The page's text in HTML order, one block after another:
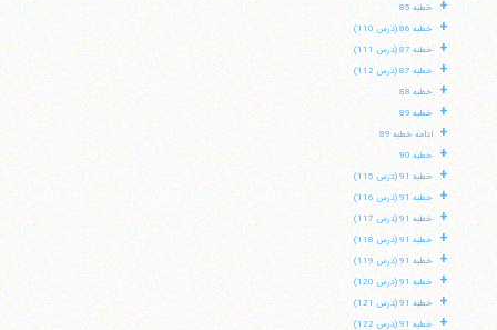
+ خطبه 85
+ خطبه 86 (درس 110)
+ خطبه 87 (درس 111)
+ خطبه 87 (درس 112)
+ خطبه 88
+ خطبه 89
+ ادامه خطبه 89
+ خطبه 90
+ خطبه 91 (درس 115)
+ خطبه 91 (درس 116)
+ خطبه 91 (درس 117)
+ خطبه 91 (درس 118)
+ خطبه 91 (درس 119)
+ خطبه 91 (درس 120)
+ خطبه 91 (درس 121)
+ خطبه 91 (درس 122)